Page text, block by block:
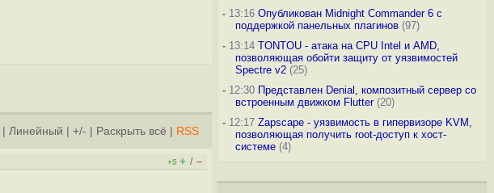
Линейный +/- Раскрыть всё RSS
+5 + / –
-13:16 Опубликован Midnight Commander 6 c
поддержкой панельных плагинов(97)
-13:14 TONTOU - атака на CPU Intel и AMD,
позволяющая обойти защиту от уязвимостей
Spectre v2(25)
-12:30 Представлен Denial, композитный сервер со
встроенным движком Flutter(20)
-12:17 Zapscape - уязвимость в гипервизоре KVM,
позволяющая получить root-доступ к хост-
системе(4)